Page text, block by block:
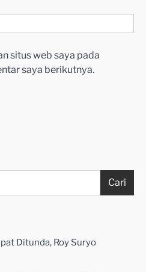
situs web saya pada
saya berikutnya.
Cari
Ditunda, Roy Suryo